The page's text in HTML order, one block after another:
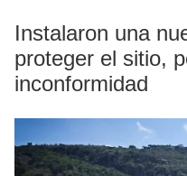
Instalaron una
proteger el sitio,
inconformidad